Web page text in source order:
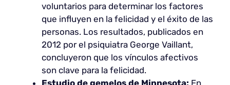
voluntarios para determinar los factores
que influyen en la felicidad y el éxito de las
personas. Los resultados, publicados en
2012 por el psiquiatra George Vaillant,
concluyeron que los vínculos afectivos
son clave para la felicidad.
Estudio de gemelos de Minnesota: En